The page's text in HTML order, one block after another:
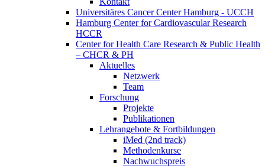
Universitäres Cancer Center Hamburg - UCCH
Hamburg Center for Cardiovascular Research
HCCR
Center for Health Care Research & Public Health
– CHCR & PH
Aktuelles
Netzwerk
Team
Forschung
Projekte
Publikationen
Lehrangebote & Fortbildungen
iMed (2nd track)
Methodenkurse
Nachwuchspreis